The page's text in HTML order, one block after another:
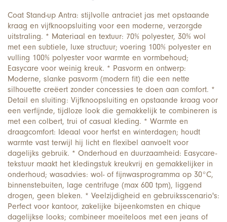
Coat Stand-up Antra: stijlvolle antraciet jas met opstaande
kraag en vijfknoopsluiting voor een moderne, verzorgde
uitstraling. * Materiaal en textuur: 70% polyester, 30% wol
met een subtiele, luxe structuur; voering 100% polyester en
vulling 100% polyester voor warmte en vormbehoud;
Easycare voor weinig kreuk. * Pasvorm en ontwerp:
Moderne, slanke pasvorm (modern fit) die een nette
silhouette creëert zonder concessies te doen aan comfort. *
Detail en sluiting: Vijfknoopsluiting en opstaande kraag voor
een verfijnde, tijdloze look die gemakkelijk te combineren is
met een colbert, trui of casual kleding. * Warmte en
draagcomfort: Ideaal voor herfst en winterdagen; houdt
warmte vast terwijl hij licht en flexibel aanvoelt voor
dagelijks gebruik. * Onderhoud en duurzaamheid: Easycare-
tekstuur maakt het kledingstuk kreukvrij en gemakkelijker in
onderhoud; wasadvies: wol- of fijnwasprogramma op 30°C,
binnenstebuiten, lage centrifuge (max 600 tpm), liggend
drogen, geen bleken. * Veelzijdigheid en gebruiksscenario's:
Perfect voor kantoor, zakelijke bijeenkomsten en chique
dagelijkse looks; combineer moeiteloos met een jeans of